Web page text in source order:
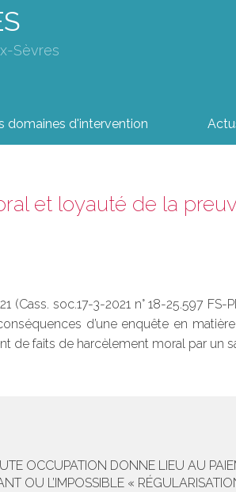
Sèvres
domaines d'intervention
et loyauté de la
(Cass. soc.17-3-2021 n° 18-25.597
d’une enquête en
de faits de harcèlement moral par un
OCCUPATION DONNE LIEU AU
OU L’IMPOSSIBLE «